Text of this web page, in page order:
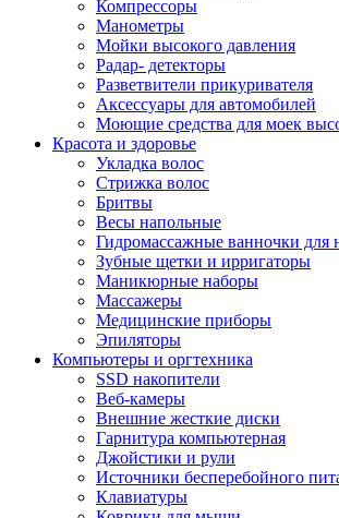
Компрессоры
Манометры
Мойки высокого давления
Радар- детекторы
Разветвители прикуривателя
Аксессуары для автомобилей
Моющие средства для моек
Красота и здоровье
Укладка волос
Стрижка волос
Бритвы
Весы напольные
Гидромассажные ванночки для
Зубные щетки и ирригаторы
Маникюрные наборы
Массажеры
Медицинские приборы
Эпиляторы
Компьютеры и оргтехника
SSD накопители
Веб-камеры
Внешние жесткие диски
Гарнитура компьютерная
Джойстики и рули
Источники бесперебойного
Клавиатуры